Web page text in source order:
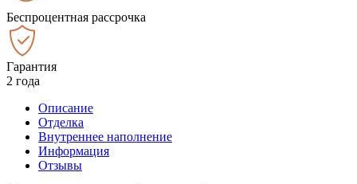
Беспроцентная рассрочка
Гарантия
2 года
Описание
Отделка
Внутреннее наполнение
Информация
Отзывы